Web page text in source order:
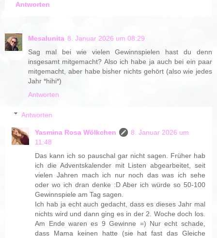
Antworten
Mesalunita 8. Januar 2026 um 08:29
Sag mal bei wie vielen Gewinnspielen hast du denn
insgesamt mitgemacht? Also ich habe ja auch bei ein paar
mitgemacht, aber habe bisher nichts gehört (also wie jedes
Jahr *hihi*)
Antworten
Antworten
Yasmina Rosa Wölkchen
8. Januar 2026 um
11:48
Das kann ich so pauschal gar nicht sagen. Früher hab
ich die Adventskalender mit Listen abgearbeitet, seit
vielen Jahren mach ich nur noch das was ich sehe
oder wo ich dran denke :D Aber ich würde so 50-100
Gewinnspiele am Tag sagen.
Ich hab ja echt auch gedacht, dass es dieses Jahr mal
nichts wird und dann ging es in der 2. Woche doch los.
Am Ende waren es 9 Gewinne =) Nur echt schade,
dass Mama keinen hatte (sie hat fast das Gleiche